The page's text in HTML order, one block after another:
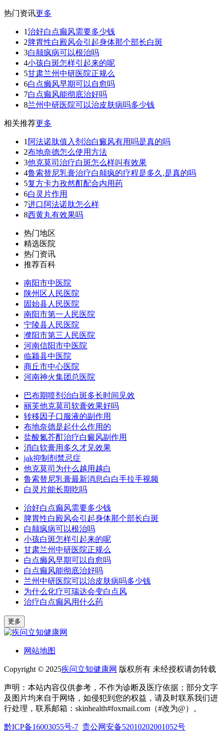
热门资讯更多
1治好白点癫风需要多少钱
2脾胃性白殿风会引起身体那个部长白斑
3白颠疯病可以根治吗
4小孩白斑怎样引起来的呢
5甘肃兰州中研医院正规么
6白点癞风早期可以自愈吗
7白点癫风能彻底治好吗
8兰州中研医院可以治皮肤病吗多少钱
相关推荐更多
1 阿法诺肽值入剂治白癜风有用吗是真的吗
2布地奈德怎么使用方法
3他克莫司治疗白斑怎么样叫有效果
4鲁索替尼乳膏治疗白颠疯的疗程是多久,是真的吗
5复方卡力孜然酊配合内用药
6白灵片作用
7进口阿法诺肽怎么样
8西黄丸有效果吗
热门地区
精选医院
热门资讯
推荐百科
南阳市中医院
陕州区人民医院
固始县人民医院
南阳市第一人民医院
宁陵县人民医院
濮阳市第三人民医院
河南信阳市中医院
临颍县中医院
商丘市中心医院
河南神火集团总医院
巴布期喷剂治白斑多长时间见效
丽芙他克莫司软膏效果好吗
转移因子口服液的副作用
布地奈德是起什么作用的
盐酸氮芥酊治疗白癜风副作用
消白软膏用多久才见效果
jak抑制剂禁忌症
他克莫司为什么越用越白
鲁索替尼乳膏最新消息白白手拉手视频
白灵片能长期吃吗
治好白点癫风需要多少钱
脾胃性白殿风会引起身体那个部长白斑
白颠疯病可以根治吗
小孩白斑怎样引起来的呢
甘肃兰州中研医院正规么
白点癞风早期可以自愈吗
白点癫风能彻底治好吗
兰州中研医院可以治皮肤病吗多少钱
为什么化疗可瑞达会变白点风
治疗白点癫风用什么药
更多
网站地图
Copyright © 2025疾问立知健康网 版权所有 未经授权请勿转载
声明：本站内容仅供参考，不作为诊断及医疗依据；部分文字
及图片均来自于网络，如侵犯到您的权益，请及时联系我们进
行处理，联系邮箱：skinhealth#foxmail.com（#改为@）。
黔ICP备16003055号-7 贵公网安备52010202001052号